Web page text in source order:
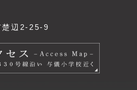
楚辺2-25-9